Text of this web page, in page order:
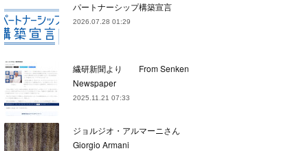
パートナーシップ構築宣言
2026.07.28 01:29
繊研新聞より From Senken
Newspaper
2025.11.21 07:33
ジョルジオ・アルマーニさん
Giorgio Armani